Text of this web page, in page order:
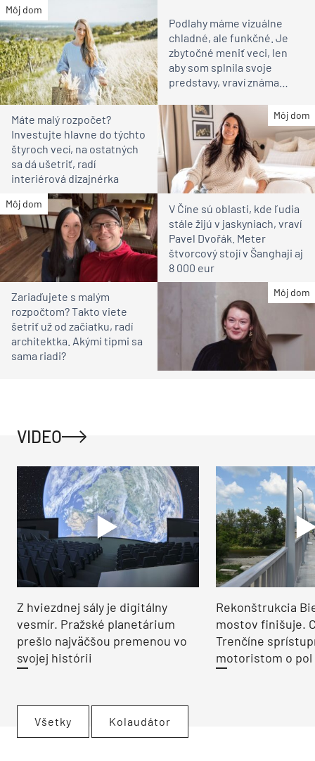
Môj dom
Podlahy máme vizuálne
chladné, ale funkčné. Je
zbytočné meniť veci, len
aby som splnila svoje
predstavy, vraví známa
Môj dom
Máte malý rozpočet?
Investujte hlavne do týchto
štyroch vecí, na ostatných
sa dá ušetriť, radí
interiérová dizajnérka
Môj dom
V Číne sú oblasti, kde ľudia
stále žijú v jaskyniach, vraví
Pavel Dvořák. Meter
štvorcový stojí v Šanghaji aj
8 000 eur
Môj dom
Zariaďujete s malým
rozpočtom? Takto viete
šetriť už od začiatku, radí
architektka. Akými tipmi sa
sama riadi?
VIDEO
Z hviezdnej sály je digitálny
vesmír. Pražské planetárium
prešlo najväčšou premenou vo
svojej histórii
Rekonštrukcia
mostov finišuje.
Trenčíne
motoristom o pol
Všetky Kolaudátor